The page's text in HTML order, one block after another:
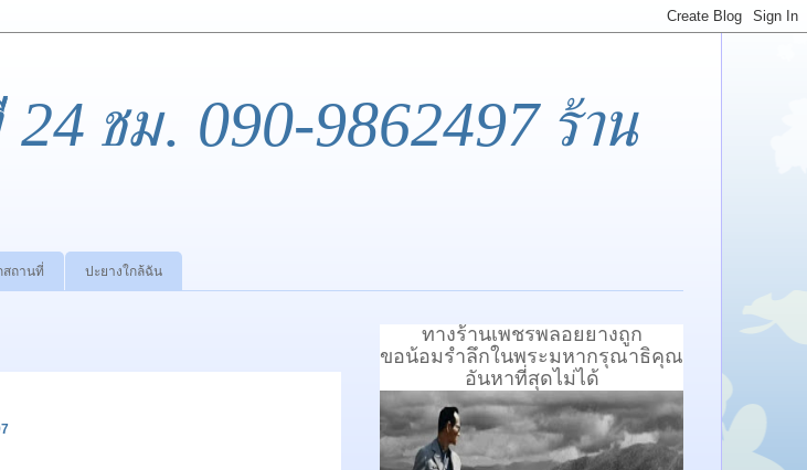
24 ชม. 090-9862497 ร้าน
สถานที่ ปะยางใกล้ฉัน
ทางร้านเพชรพลอยยางถูก
ขอน้อมรำลึกในพระมหากรุณาธิคุณ
อันหาที่สุดไม่ได้